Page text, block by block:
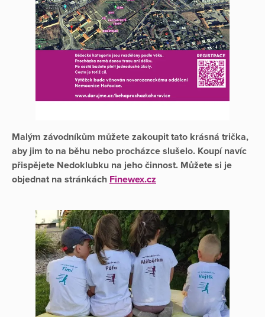
Malým závodníkům můžete zakoupit tato krásná trička,
aby jim to na běhu nebo procházce slušelo. Koupí navíc
přispějete Nedoklubku na jeho činnost. Můžete si je
objednat na stránkách Finewex.cz